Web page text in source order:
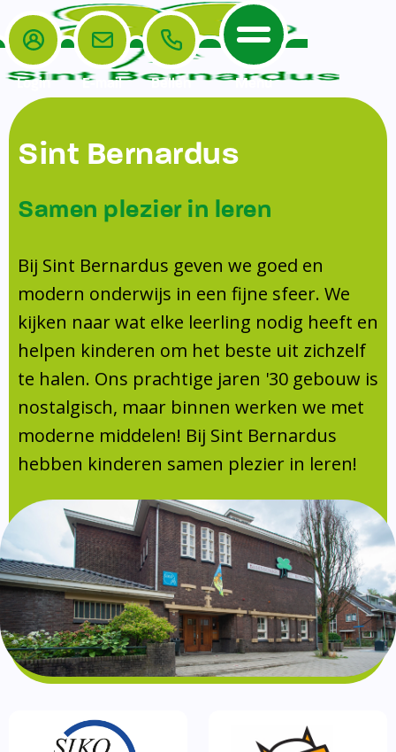
Home
De School
Veiligheidsplan
Onderwijs
Leerlingenraad
Leerlingenzorg
Doorstroomtoets
Jeugdprofessional op school
Centrum Jeugd en Gezin
Schoollogopedie
schoolondersteuningsprofiel
Schooltijden
Absentie
Vakanties
Aanmelden
Schoolgids
Gezonde school
Kinderopvang
BSO
Routebeschrijving
Privacy
Het Team
Ouders
Ouders
Tussenschoolse opvang
Activiteitencommissie (AC)
Medezeggenschapsraad (MR)
Formulieren
Klachtenregeling
Contact
Login E-mail Bellen Menu
Sint Bernardus
Samen plezier in leren
Bij Sint Bernardus geven we goed en
modern onderwijs in een fijne sfeer. We
kijken naar wat elke leerling nodig heeft en
helpen kinderen om het beste uit zichzelf
te halen. Ons prachtige jaren '30 gebouw is
nostalgisch, maar binnen werken we met
moderne middelen! Bij Sint Bernardus
hebben kinderen samen plezier in leren!